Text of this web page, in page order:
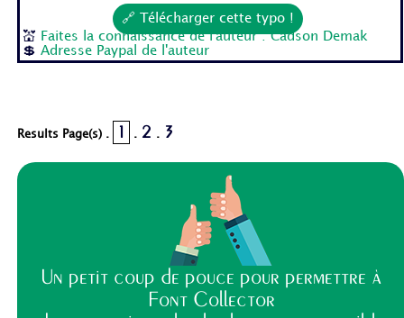
🔗 Télécharger cette typo !
💒
Faites la connaissance de l'auteur : Cadson Demak
💲Adresse Paypal de l'auteur
Results Page(s) . 1 . 2 . 3
Un petit coup de pouce pour permettre à
Font Collector